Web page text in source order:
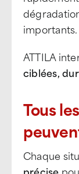
importants.
ATTILA
ciblées,
Tous
Chaque